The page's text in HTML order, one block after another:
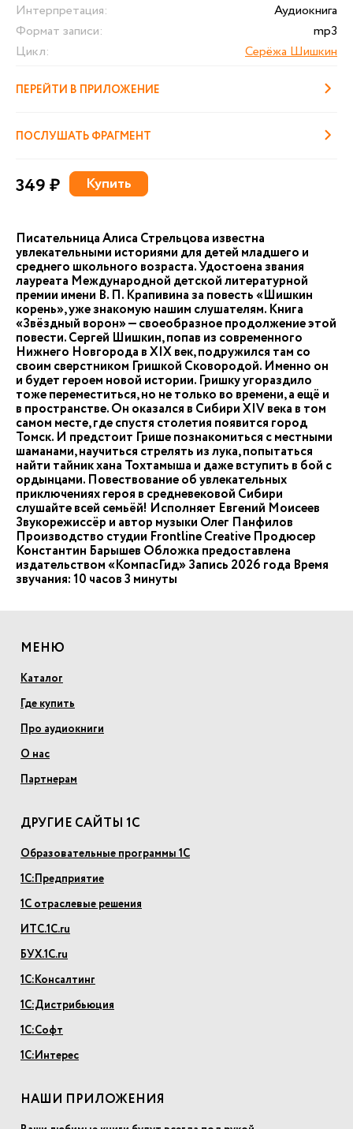
Интерпретация:
Аудиокнига
Формат записи:
mp3
Цикл:
Серёжа Шишкин
ПЕРЕЙТИ В ПРИЛОЖЕНИЕ
ПОСЛУШАТЬ ФРАГМЕНТ
349 ₽ Купить
Писательница Алиса Стрельцова известна
увлекательными историями для детей младшего и
среднего школьного возраста. Удостоена звания
лауреата Международной детской литературной
премии имени В. П. Крапивина за повесть «Шишкин
корень», уже знакомую нашим слушателям. Книга
«Звёздный ворон» — своеобразное продолжение этой
повести. Сергей Шишкин, попав из современного
Нижнего Новгорода в XIX век, подружился там со
своим сверстником Гришкой Сковородой. Именно он
и будет героем новой истории. Гришку угораздило
тоже переместиться, но не только во времени, а ещё и
в пространстве. Он оказался в Сибири XIV века в том
самом месте, где спустя столетия появится город
Томск. И предстоит Грише познакомиться с местными
шаманами, научиться стрелять из лука, попытаться
найти тайник хана Тохтамыша и даже вступить в бой с
ордынцами. Повествование об увлекательных
приключениях героя в средневековой Сибири
слушайте всей семьёй! Исполняет Евгений Моисеев
Звукорежиссёр и автор музыки Олег Панфилов
Производство студии Frontline Creative Продюсер
Константин Барышев Обложка предоставлена
издательством «КомпасГид» Запись 2026 года Время
звучания: 10 часов 3 минуты
МЕНЮ
Каталог
Где купить
Про аудиокниги
О нас
Партнерам
ДРУГИЕ САЙТЫ 1С
Образовательные программы 1С
1С:Предприятие
1С отраслевые решения
ИТС.1С.ru
БУХ.1С.ru
1С:Консалтинг
1С:Дистрибьюция
1С:Софт
1С:Интерес
НАШИ ПРИЛОЖЕНИЯ